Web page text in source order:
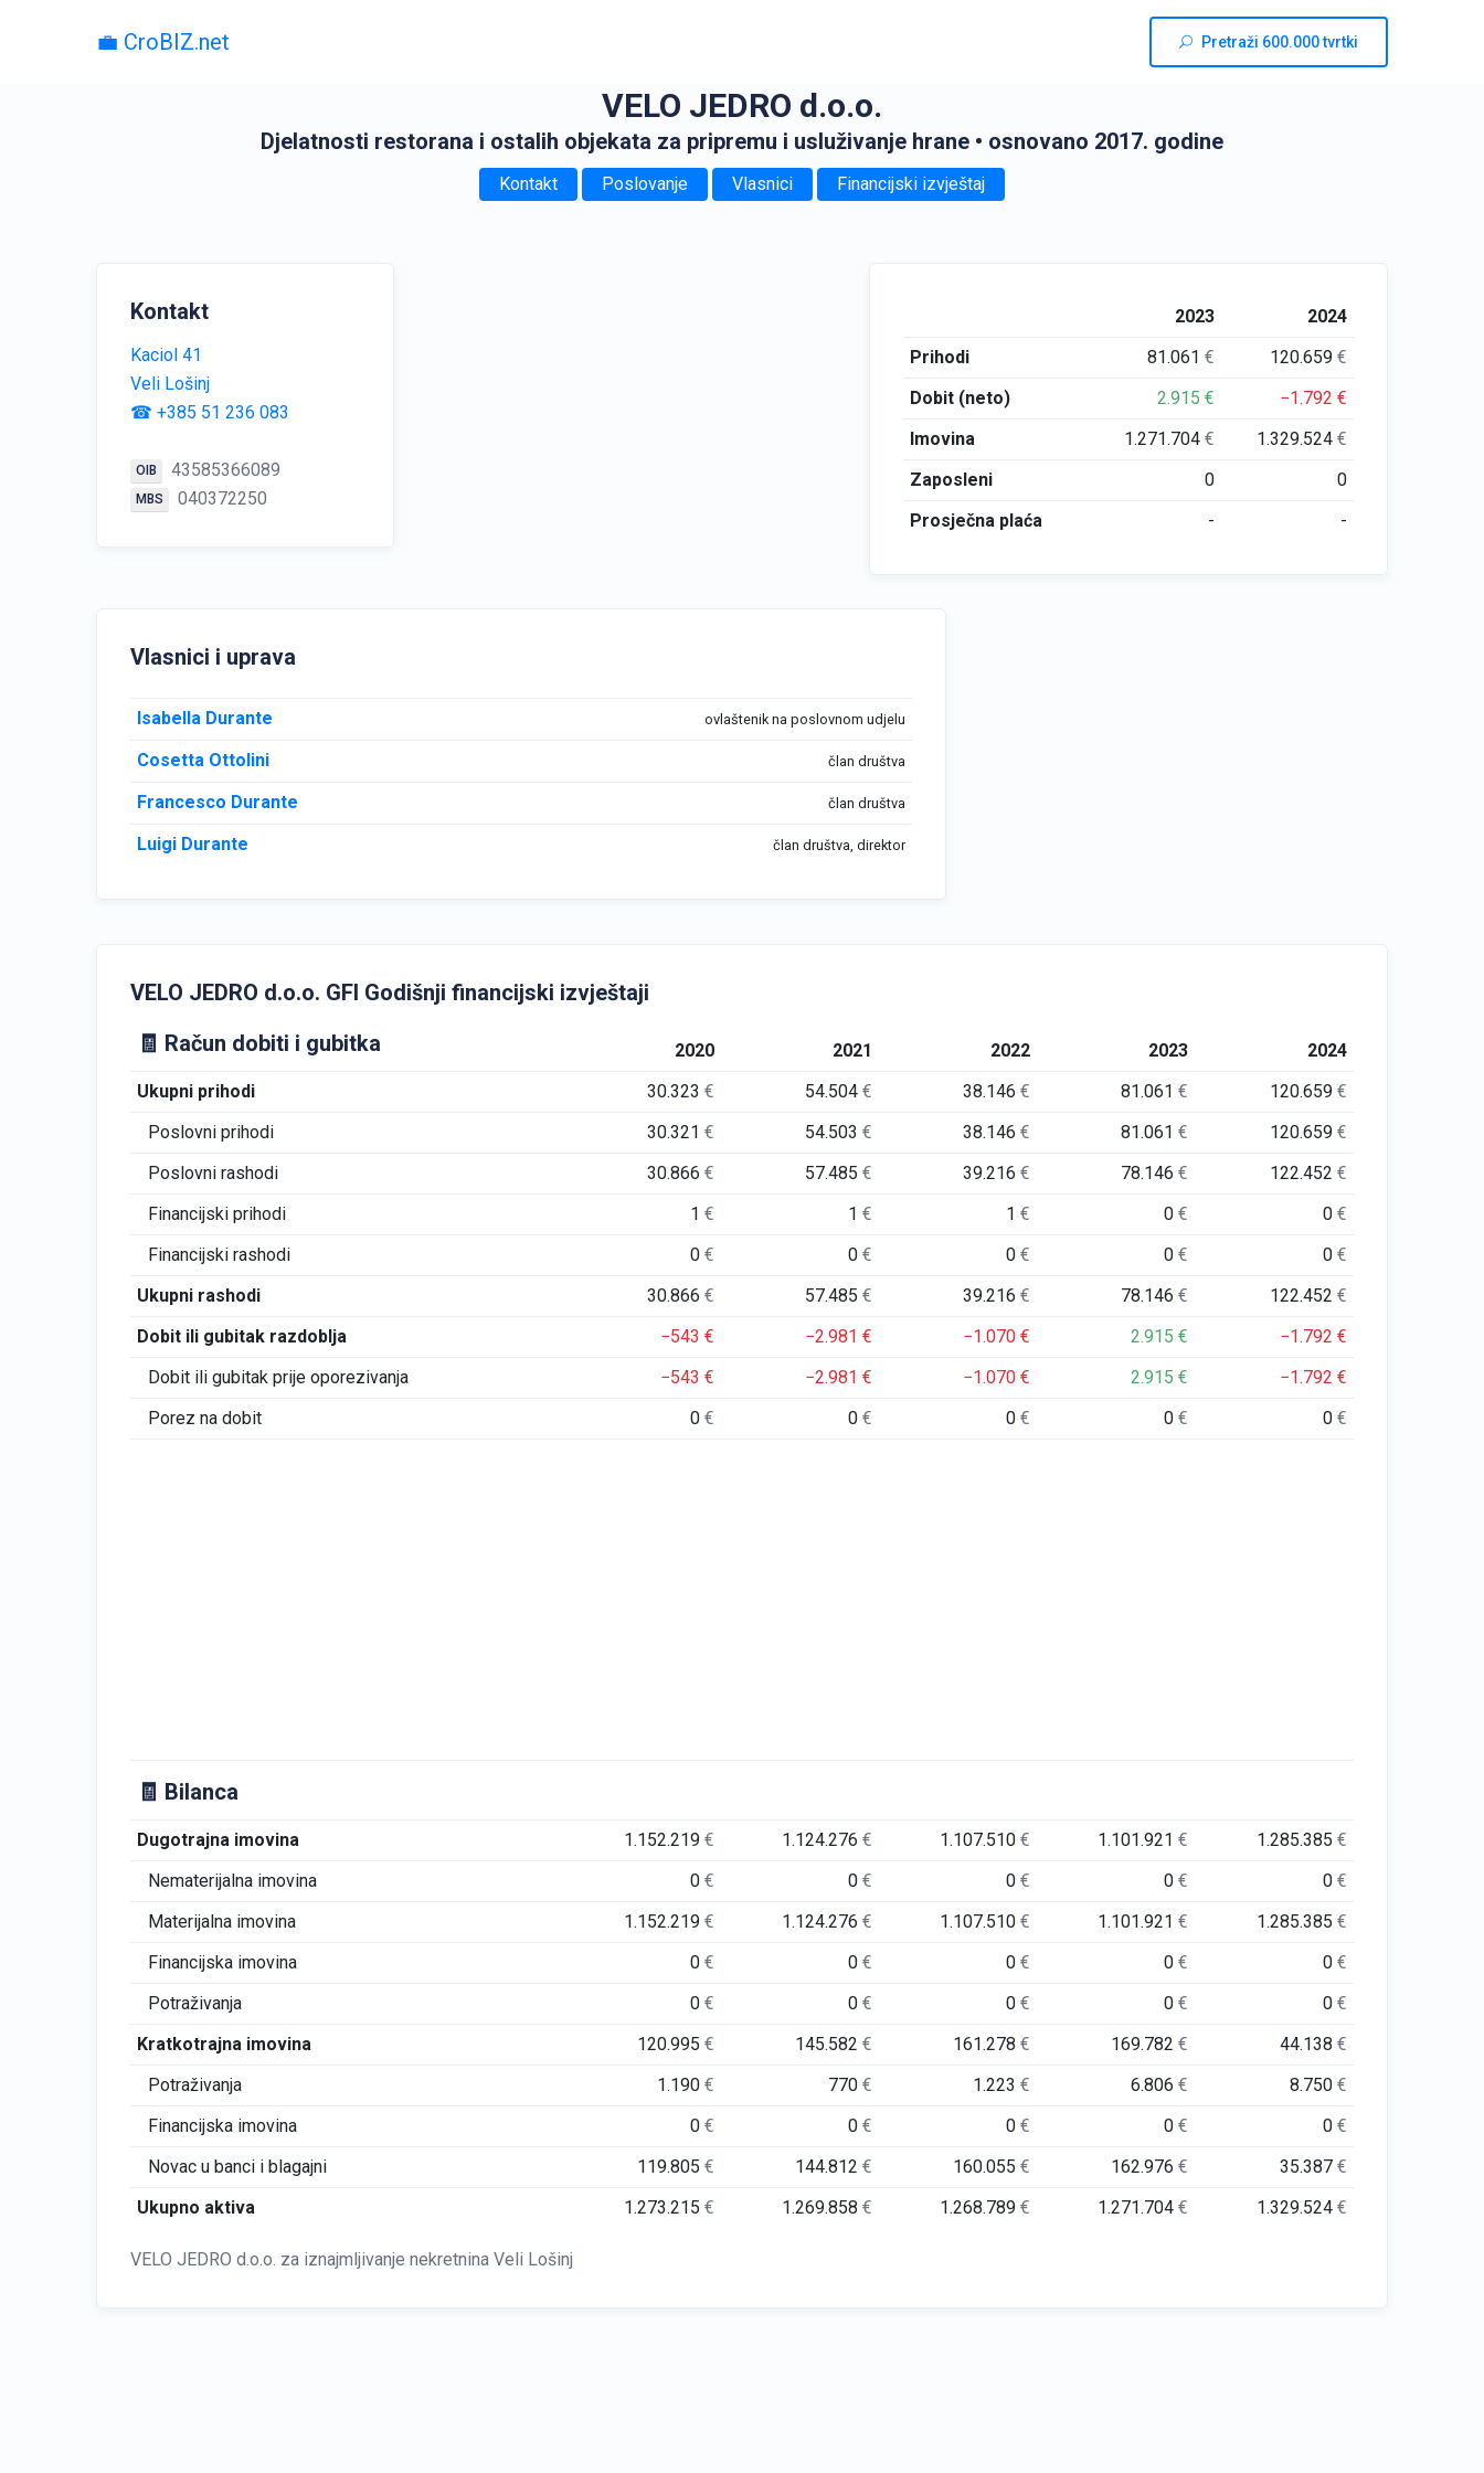
💼 CroBIZ.net Pretraži 600.000 tvrtki
VELO JEDRO d.o.o.
Djelatnosti restorana i ostalih objekata za pripremu i usluživanje hrane • osnovano 2017. godine
Kontakt Poslovanje Vlasnici Financijski izvještaj
Kontakt
Kaciol 41
Veli Lošinj
☎ +385 51 236 083
OIB 43585366089
MBS 040372250
2023
2024
Prihodi
81.061€ 120.659€
Dobit (neto)
2.915€ −1.792€
Imovina
1.271.704€ 1.329.524€
Zaposleni
0
0
Prosječna plaća
- -
Vlasnici i uprava
Isabella Durante ovlaštenik na poslovnom udjelu
Cosetta Ottolini član društva
Francesco Durante član društva
Luigi Durante član društva, direktor
VELO JEDRO d.o.o. GFI Godišnji financijski izvještaji
🧾 Račun dobiti i gubitka
2020 2021 2022 2023
2024
Ukupni prihodi
30.323€ 54.504€ 38.146€ 81.061€ 120.659€
Poslovni prihodi
30.321€ 54.503€ 38.146€ 81.061€ 120.659€
Poslovni rashodi
30.866€ 57.485€ 39.216€ 78.146€ 122.452€
Financijski prihodi
1€ 1€ 1€ 0€ 0€
Financijski rashodi
0€ 0€ 0€ 0€ 0€
Ukupni rashodi
30.866€ 57.485€ 39.216€ 78.146€ 122.452€
Dobit ili gubitak razdoblja
−543€ −2.981€ −1.070€ 2.915€ −1.792€
Dobit ili gubitak prije oporezivanja
−543€ −2.981€ −1.070€ 2.915€ −1.792€
Porez na dobit
0€ 0€ 0€ 0€ 0€
🧾 Bilanca
Dugotrajna imovina 1.152.219€ 1.124.276€ 1.107.510€ 1.101.921€ 1.285.385€
Nematerijalna imovina
0€ 0€ 0€ 0€ 0€
Materijalna imovina
1.152.219€ 1.124.276€ 1.107.510€ 1.101.921€ 1.285.385€
Financijska imovina
0€ 0€ 0€ 0€ 0€
Potraživanja
0€ 0€ 0€ 0€ 0€
Kratkotrajna imovina
120.995€ 145.582€ 161.278€ 169.782€ 44.138€
Potraživanja
1.190€ 770€ 1.223€ 6.806€ 8.750€
Financijska imovina
0€ 0€ 0€ 0€ 0€
Novac u banci i blagajni
119.805€ 144.812€ 160.055€ 162.976€ 35.387€
Ukupno aktiva
1.273.215€ 1.269.858€ 1.268.789€ 1.271.704€ 1.329.524€
VELO JEDRO d.o.o. za iznajmljivanje nekretnina Veli Lošinj